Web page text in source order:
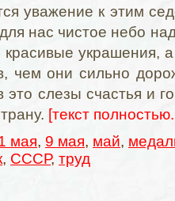
уважение к этим
нас чистое небо
красивые украшения,
чем они сильно
это слезы счастья и
[текст
мая, 9 мая, май,
, СССР, труд